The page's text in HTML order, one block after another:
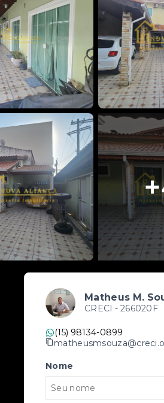
+
Matheus M.
CRECI - 266020F
(15) 98134-0899
Nome